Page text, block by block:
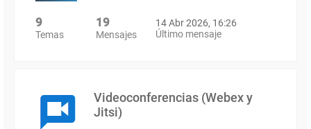
9
Temas
19
Mensajes
14 Abr 2026, 16:26
Último mensaje
Videoconferencias (Webex y
Jitsi)